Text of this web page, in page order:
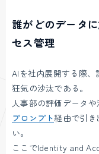
誰がどのデータ
セス管理
AIを社内展開する際
狂気の沙汰である。
人事部の評価データ
プロンプト経由で引き
い。
ここでIdentity and